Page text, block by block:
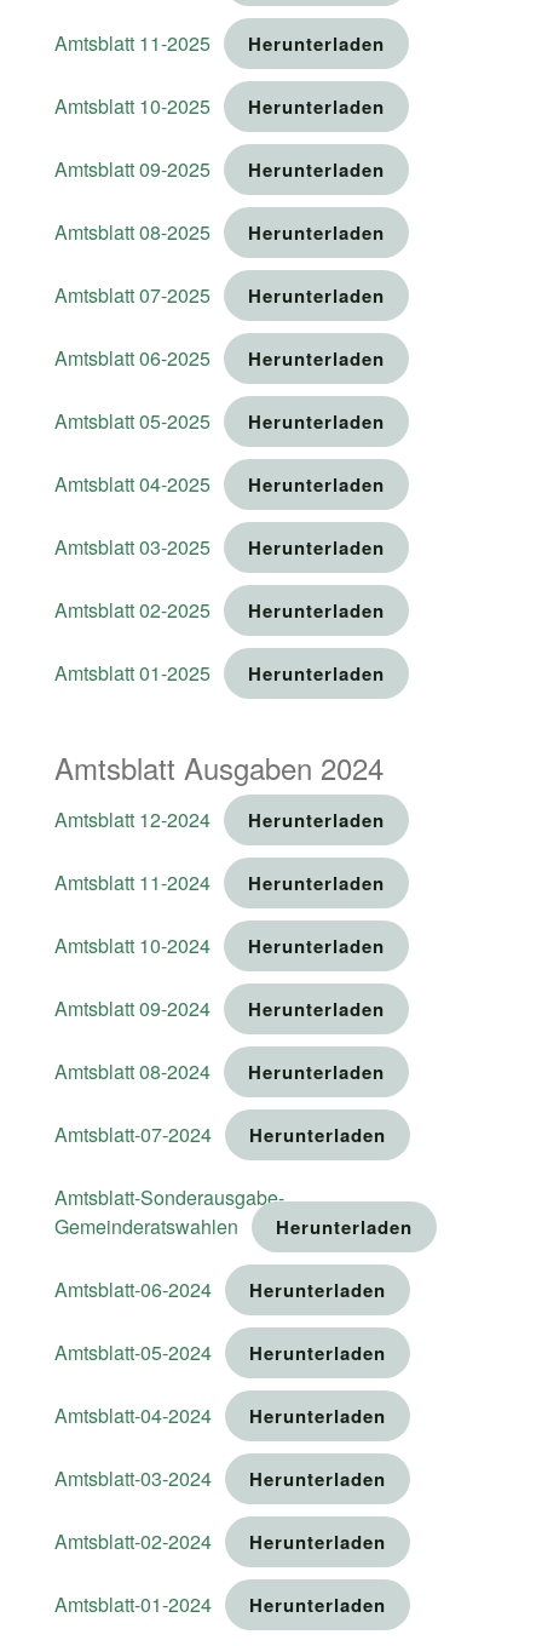
Amtsblatt 11-2025 Herunterladen
Amtsblatt 10-2025 Herunterladen
Amtsblatt 09-2025 Herunterladen
Amtsblatt 08-2025 Herunterladen
Amtsblatt 07-2025 Herunterladen
Amtsblatt 06-2025 Herunterladen
Amtsblatt 05-2025 Herunterladen
Amtsblatt 04-2025 Herunterladen
Amtsblatt 03-2025 Herunterladen
Amtsblatt 02-2025 Herunterladen
Amtsblatt 01-2025 Herunterladen
Amtsblatt Ausgaben 2024
Amtsblatt 12-2024 Herunterladen
Amtsblatt 11-2024 Herunterladen
Amtsblatt 10-2024 Herunterladen
Amtsblatt 09-2024 Herunterladen
Amtsblatt 08-2024 Herunterladen
Amtsblatt-07-2024 Herunterladen
Amtsblatt-Sonderausgabe-
Gemeinderatswahlen
Herunterladen
Amtsblatt-06-2024 Herunterladen
Amtsblatt-05-2024 Herunterladen
Amtsblatt-04-2024 Herunterladen
Amtsblatt-03-2024 Herunterladen
Amtsblatt-02-2024 Herunterladen
Amtsblatt-01-2024 Herunterladen